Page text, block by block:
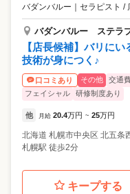
バダンバルー ｜ セラピスト /
バダンバルー ステラ
【店長候補】バリに
技術が身につく♪
口コミあり その他 交通
フェイシャル
研修制度あり
他 月給 20.4万円 ~ 25万円
北海道 札幌市中央区 北五条
札幌駅 徒歩2分
キープする